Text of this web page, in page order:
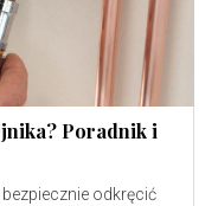
Poradnik i
odkręcić